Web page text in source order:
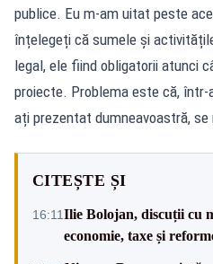
publice. Eu m-am uitat peste
înțelegeți că sumele și
legal, ele fiind obligatorii atunci
proiecte. Problema este că, într-
ați prezentat dumneavoastră, se
CITEȘTE ȘI
16:11Ilie Bolojan, discuții cu
economie, taxe și